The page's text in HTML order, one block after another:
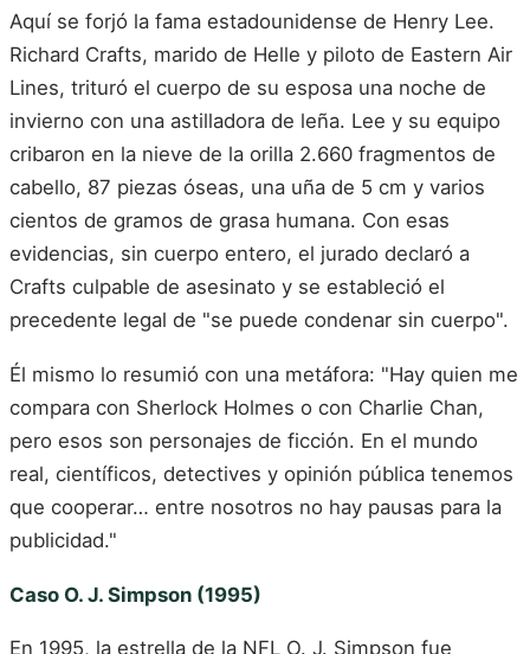
Aquí se forjó la fama estadounidense de Henry Lee.
Richard Crafts, marido de Helle y piloto de Eastern Air
Lines, trituró el cuerpo de su esposa una noche de
invierno con una astilladora de leña. Lee y su equipo
cribaron en la nieve de la orilla 2.660 fragmentos de
cabello, 87 piezas óseas, una uña de 5 cm y varios
cientos de gramos de grasa humana. Con esas
evidencias, sin cuerpo entero, el jurado declaró a
Crafts culpable de asesinato y se estableció el
precedente legal de "se puede condenar sin cuerpo".
Él mismo lo resumió con una metáfora: "Hay quien me
compara con Sherlock Holmes o con Charlie Chan,
pero esos son personajes de ficción. En el mundo
real, científicos, detectives y opinión pública tenemos
que cooperar… entre nosotros no hay pausas para la
publicidad."
Caso O. J. Simpson (1995)
En 1995, la estrella de la NFL O. J. Simpson fue